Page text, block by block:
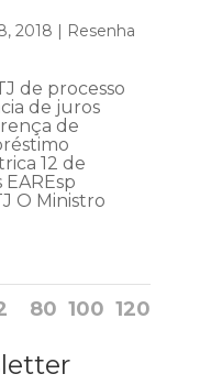
2018
Resenha
de processo
de juros
de
12 de
O Ministro
80 100 120